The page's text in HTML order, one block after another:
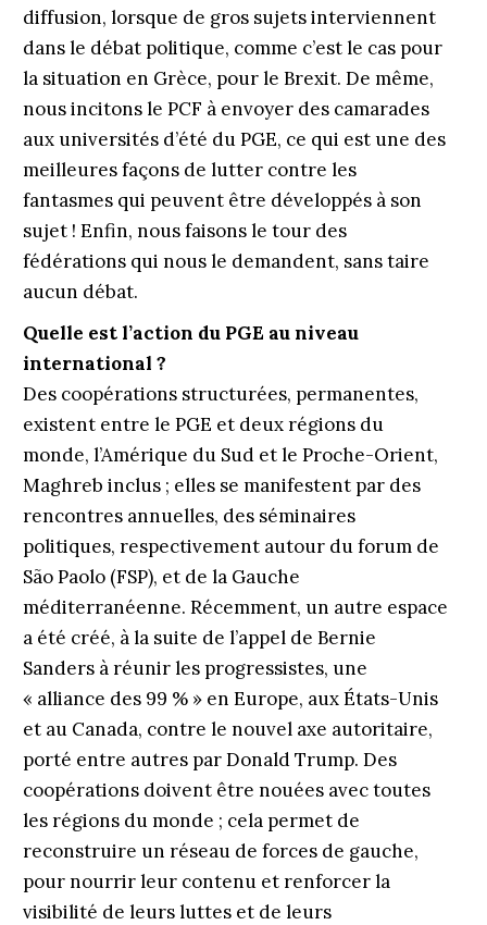
diffusion, lorsque de gros sujets interviennent
dans le débat politique, comme c’est le cas pour
la situation en Grèce, pour le Brexit. De même,
nous incitons le PCF à envoyer des camarades
aux universités d’été du PGE, ce qui est une des
meilleures façons de lutter contre les
fantasmes qui peuvent être développés à son
sujet ! Enfin, nous faisons le tour des
fédérations qui nous le demandent, sans taire
aucun débat.
Quelle est l’action du PGE au niveau
international ?
Des coopérations structurées, permanentes,
existent entre le PGE et deux régions du
monde, l’Amérique du Sud et le Proche-Orient,
Maghreb inclus ; elles se manifestent par des
rencontres annuelles, des séminaires
politiques, respectivement autour du forum de
São Paolo (FSP), et de la Gauche
méditerranéenne. Récemment, un autre espace
a été créé, à la suite de l’appel de Bernie
Sanders à réunir les progressistes, une
« alliance des 99 % » en Europe, aux États-Unis
et au Canada, contre le nouvel axe autoritaire,
porté entre autres par Donald Trump. Des
coopérations doivent être nouées avec toutes
les régions du monde ; cela permet de
reconstruire un réseau de forces de gauche,
pour nourrir leur contenu et renforcer la
visibilité de leurs luttes et de leurs